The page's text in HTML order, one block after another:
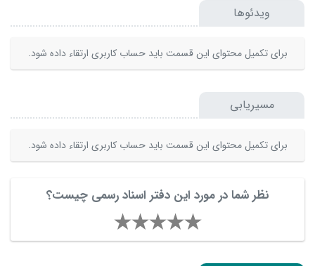
ویدئوها
برای تکمیل محتوای این قسمت باید حساب کاربری ارتقاء داده شود.
مسیریابی
برای تکمیل محتوای این قسمت باید حساب کاربری ارتقاء داده شود.
نظر شما در مورد این دفتر اسناد رسمی چیست؟